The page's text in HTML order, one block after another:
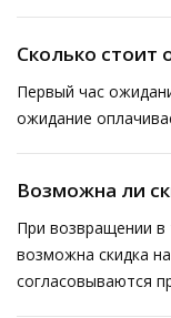
Сколько стоит
Первый час
ожидание
Возможна ли
При возвращении
возможна скидка
согласовываются